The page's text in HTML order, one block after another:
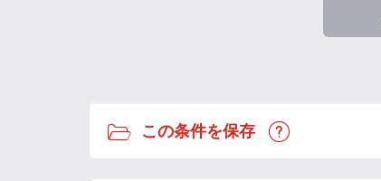
この条件を保存